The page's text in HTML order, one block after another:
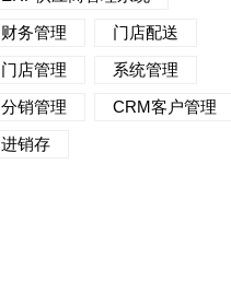
财务管理
门店配送
门店管理
系统管理
分销管理
CRM客户管理
进销存